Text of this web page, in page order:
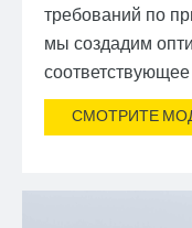
требований по
мы создадим
СМОТРИТЕ